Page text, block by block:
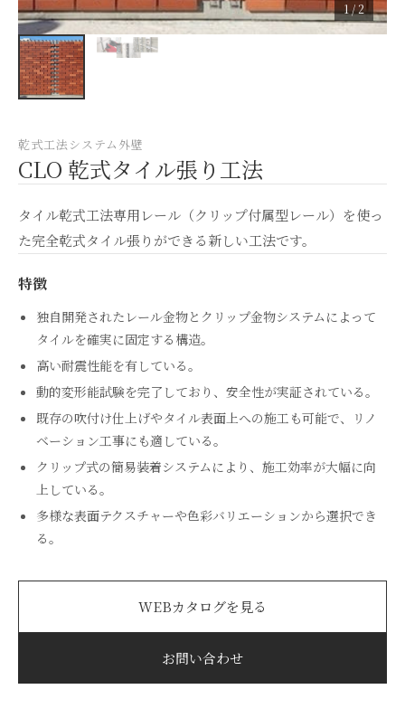
1 / 2
乾式工法システム 外壁
CLO 乾式タイル張り工法
タイル乾式工法専用レール（クリップ付属型レール）を使っ
た完全乾式タイル張りができる新しい工法です。
特徴
独自開発されたレール金物とクリップ金物システムによって
タイルを確実に固定する構造。
高い耐震性能を有している。
動的変形能試験を完了しており、安全性が実証されている。
既存の吹付け仕上げやタイル表面上への施工も可能で、リノ
ベーション工事にも適している。
クリップ式の簡易装着システムにより、施工効率が大幅に向
上している。
多様な表面テクスチャーや色彩バリエーションから選択でき
る。
WEBカタログを見る
お問い合わせ